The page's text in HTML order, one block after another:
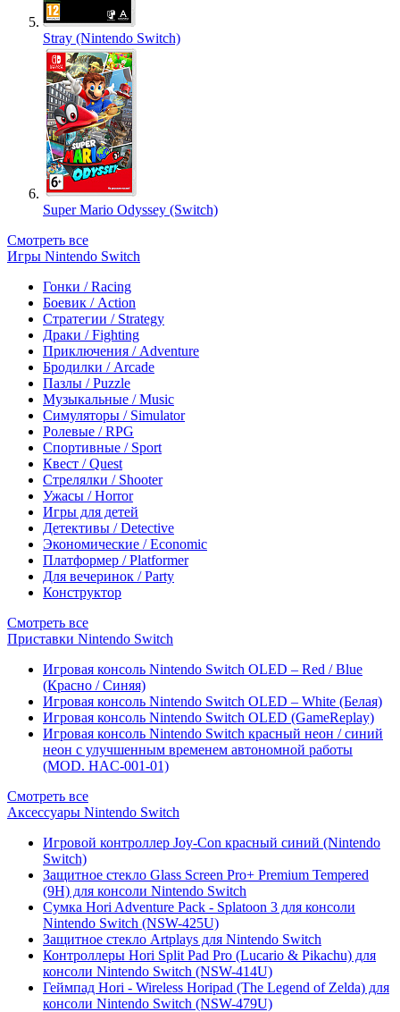
Stray (Nintendo Switch)
Super Mario Odyssey (Switch)
Смотреть все
Игры Nintendo Switch
Гонки / Racing
Боевик / Action
Стратегии / Strategy
Драки / Fighting
Приключения / Adventure
Бродилки / Arcade
Пазлы / Puzzle
Музыкальные / Music
Симуляторы / Simulator
Ролевые / RPG
Спортивные / Sport
Квест / Quest
Стрелялки / Shooter
Ужасы / Horror
Игры для детей
Детективы / Detective
Экономические / Economic
Платформер / Platformer
Для вечеринок / Party
Конструктор
Смотреть все
Приставки Nintendo Switch
Игровая консоль Nintendo Switch OLED – Red / Blue
(Красно / Синяя)
Игровая консоль Nintendo Switch OLED – White (Белая)
Игровая консоль Nintendo Switch OLED (GameReplay)
Игровая консоль Nintendo Switch красный неон / синий
неон с улучшенным временем автономной работы
(MOD. HAC-001-01)
Смотреть все
Аксессуары Nintendo Switch
Игровой контроллер Joy-Con красный синий (Nintendo
Switch)
Защитное стекло Glass Screen Pro+ Premium Tempered
(9H) для консоли Nintendo Switch
Сумка Hori Adventure Pack - Splatoon 3 для консоли
Nintendo Switch (NSW-425U)
Защитное стекло Artplays для Nintendo Switch
Контроллеры Hori Split Pad Pro (Lucario & Pikachu) для
консоли Nintendo Switch (NSW-414U)
Геймпад Hori - Wireless Horipad (The Legend of Zelda) для
консоли Nintendo Switch (NSW-479U)